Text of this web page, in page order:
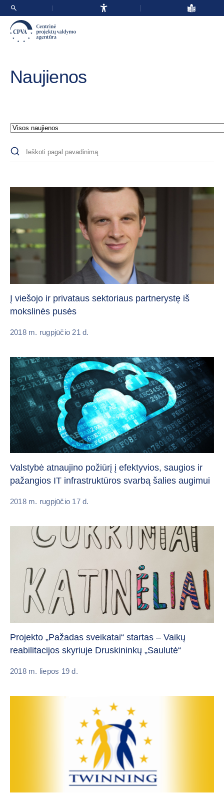
Naujienos
Į viešojo ir privataus sektoriaus partnerystę iš
mokslinės pusės
2018 m. rugpjūčio 21 d.
Valstybė atnaujino požiūrį į efektyvios, saugios ir
pažangios IT infrastruktūros svarbą šalies augimui
2018 m. rugpjūčio 17 d.
Projekto „Pažadas sveikatai“ startas – Vaikų
reabilitacijos skyriuje Druskininkų „Saulutė“
2018 m. liepos 19 d.